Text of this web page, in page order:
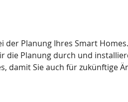
der Planung Ihres Smart
die Planung durch und
damit Sie auch für zukünftige